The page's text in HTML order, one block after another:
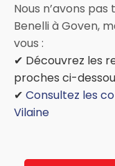
Nous n’avons
Benelli à Goven,
vous :
✔ Découvrez les
proches ci-
✔ Consultez les
Vilaine